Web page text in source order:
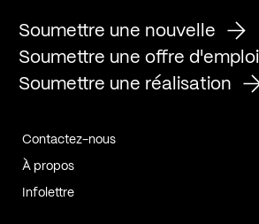
Soumettre une nouvelle
Soumettre une offre d'emploi
Soumettre une réalisation
Contactez-nous
À propos
Infolettre